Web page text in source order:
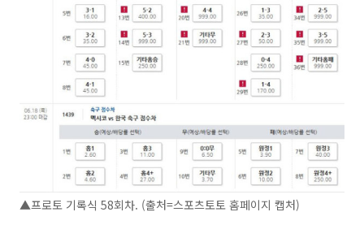
▲프로토 기록식 58회차. (출처=스포츠토토 홈페이지 캡처)